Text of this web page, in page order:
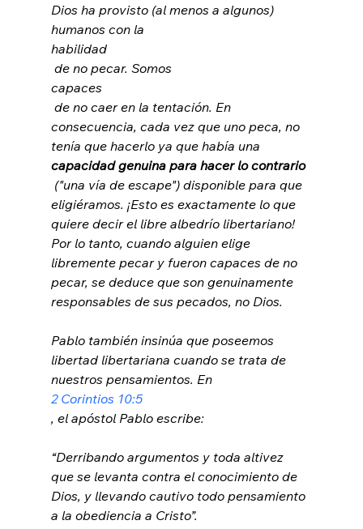
Dios ha provisto (al menos a algunos)
humanos con la
habilidad
de no pecar. Somos
capaces
consecuencia, cada vez que uno peca, no
tenía que hacerlo ya que había una
capacidad genuina para hacer lo contrario
eligiéramos. ¡Esto es exactamente lo que
quiere decir el libre albedrío libertariano!
Por lo tanto, cuando alguien elige
libremente pecar y fueron capaces de no
pecar, se deduce que son genuinamente
responsables de sus pecados, no Dios.
Pablo también insinúa que poseemos
libertad libertariana cuando se trata de
nuestros pensamientos. En
2 Corintios 10:5
, el apóstol Pablo escribe:
“Derribando argumentos y toda altivez
que se levanta contra el conocimiento de
Dios, y llevando cautivo todo pensamiento
a la obediencia a Cristo”.